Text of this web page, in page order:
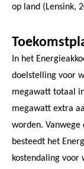
op land (Lensink,
In het
doelstelling voor
megawatt totaal
megawatt extra
worden. Vanwege
besteedt het
kostendaling voor